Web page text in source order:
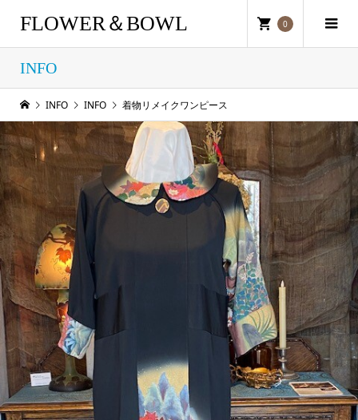
FLOWER＆BOWL 0
INFO
INFO INFO 着物リメイクワンピース